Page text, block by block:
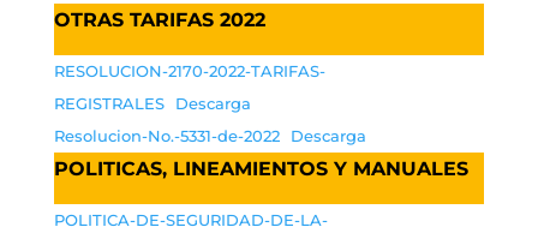
OTRAS TARIFAS 2022
RESOLUCION-2170-2022-TARIFAS-
REGISTRALES
Descarga
Resolucion-No.-5331-de-2022
Descarga
POLITICAS, LINEAMIENTOS Y MANUALES
POLITICA-DE-SEGURIDAD-DE-LA-